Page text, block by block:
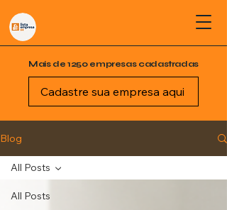
Mais de 1250 empresas cadastradas
Cadastre sua empresa aqui
Blog
All Posts
All Posts